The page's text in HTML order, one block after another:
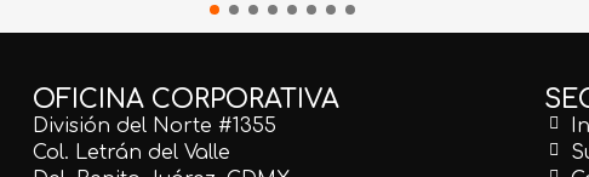
OFICINA CORPORATIVA
División del Norte #1355
Col. Letrán del Valle